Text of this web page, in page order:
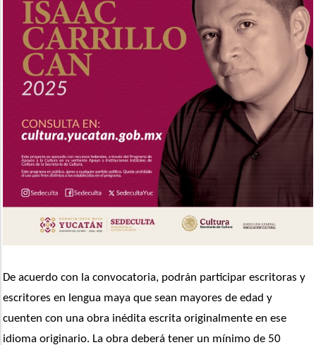
De acuerdo con la convocatoria, podrán participar escritoras y
escritores en lengua maya que sean mayores de edad y
cuenten con una obra inédita escrita originalmente en ese
idioma originario. La obra deberá tener un mínimo de 50